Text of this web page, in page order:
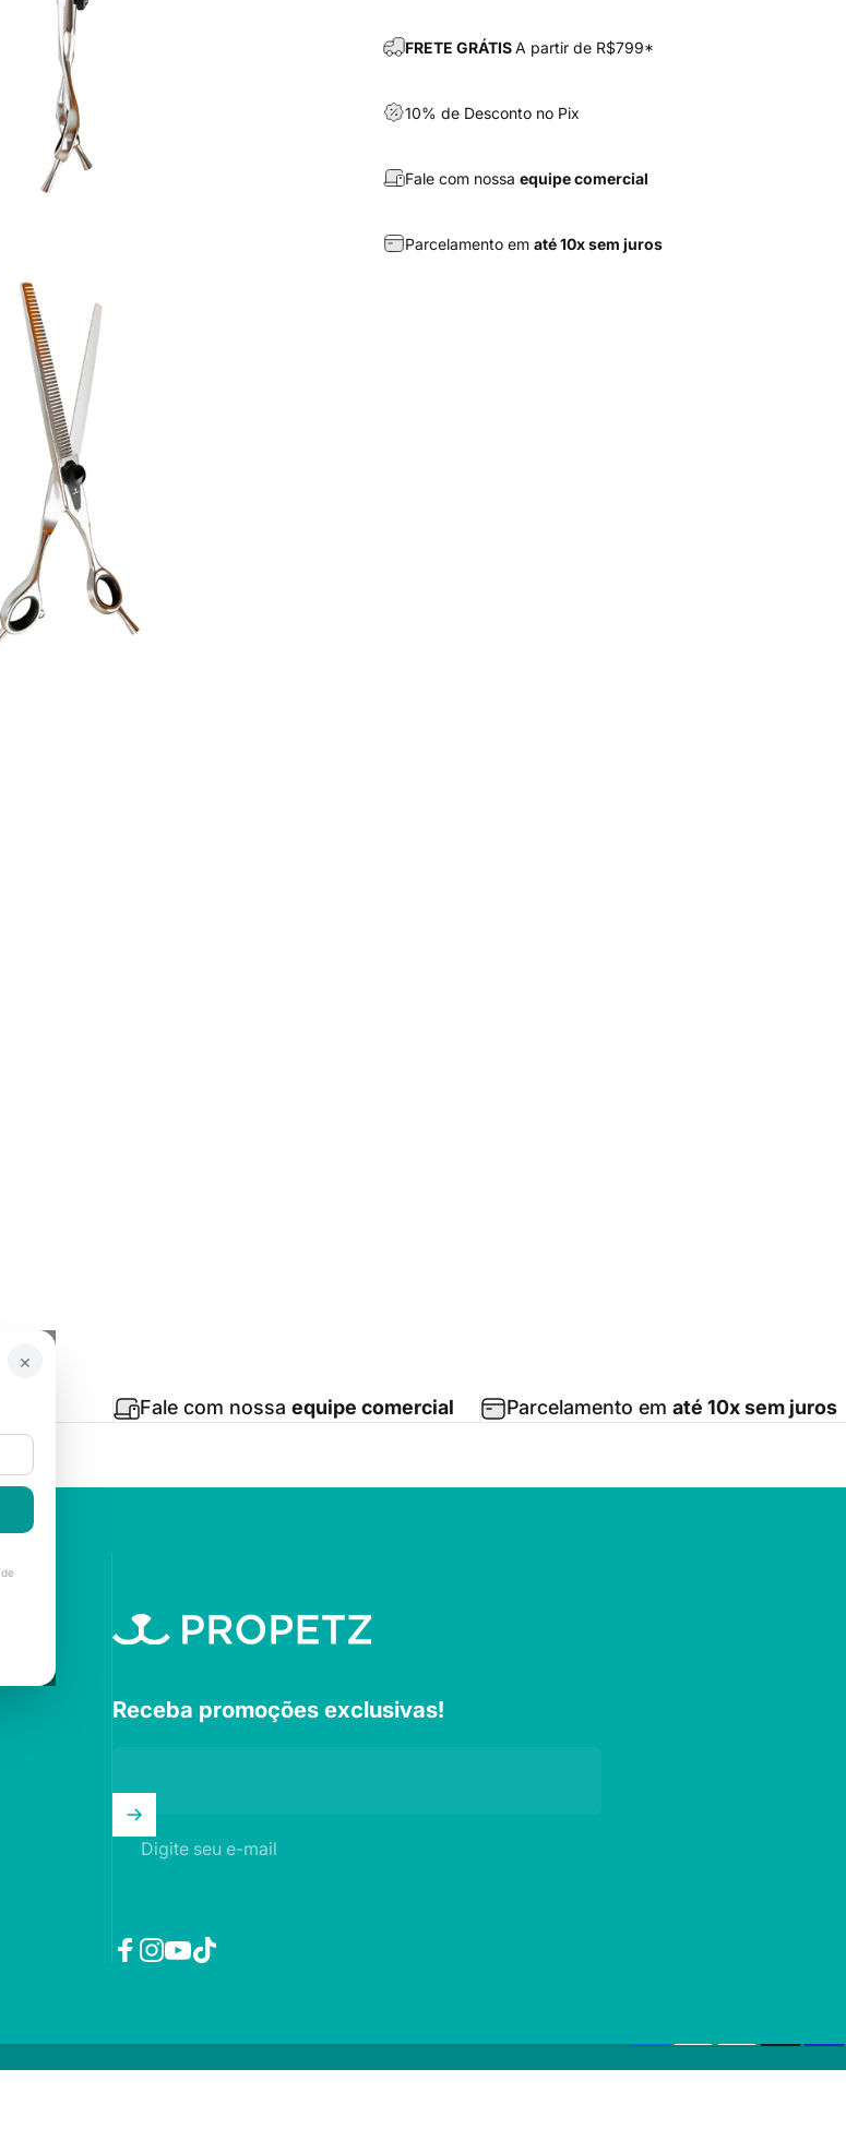
FRETE GRÁTISA partir de R$799*
10% de Desconto no Pix
Fale com nossa equipe comercial
Parcelamento em até 10x sem juros
Fale com nossa equipe comercial Parcelamento em até 10x sem juros
Propetz
Receba promoções exclusivas!
Digite seu e-mail